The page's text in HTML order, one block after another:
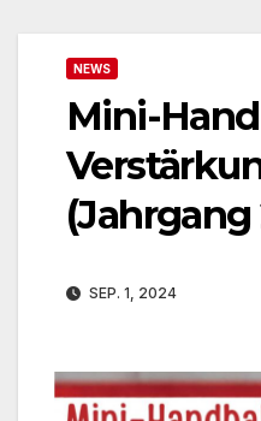
NEWS
Mini-
(Jahrgang
SEP. 1, 2024